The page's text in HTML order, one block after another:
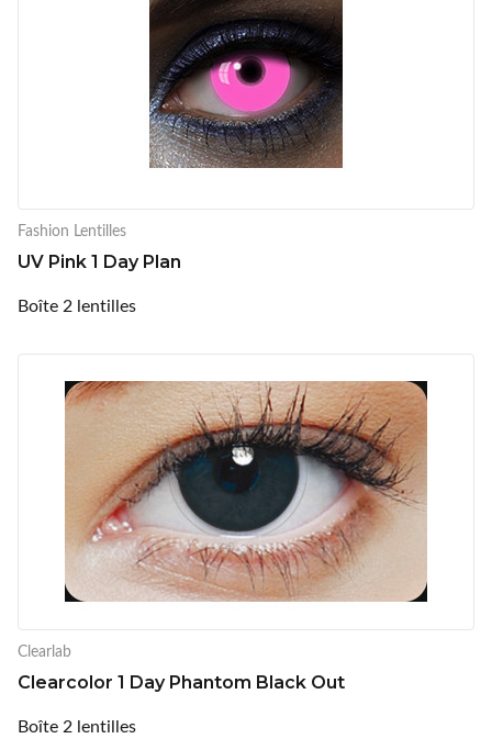
Fashion Lentilles
UV Pink 1 Day Plan
Boîte 2 lentilles
Clearlab
Clearcolor 1 Day Phantom Black Out
Boîte 2 lentilles